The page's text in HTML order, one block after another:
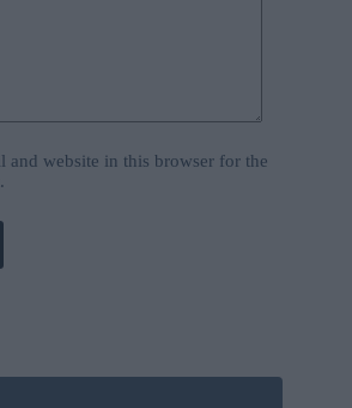
and website in this browser for the